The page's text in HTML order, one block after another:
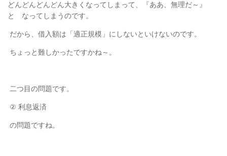
どんどんどんどん大きく なってしまって、『ああ、無理だ～』
と なってしまうのです。
だから、借入額は「適正規模」にしないといけないのです。
ちょっと難しかったですかね～。
二つ目の問題です。
② 利息返済
の問題ですね。